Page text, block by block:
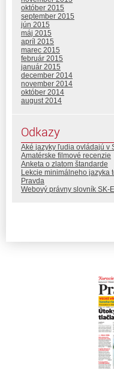
október 2015
september 2015
jún 2015
máj 2015
apríl 2015
marec 2015
február 2015
január 2015
december 2014
november 2014
október 2014
august 2014
Odkazy
Aké jazyky ľudia ovládajú v
Amatérske filmové recenzie
Anketa o zlatom štandarde
Lekcie minimálneho jazyka
Pravda
Webový právny slovník SK-